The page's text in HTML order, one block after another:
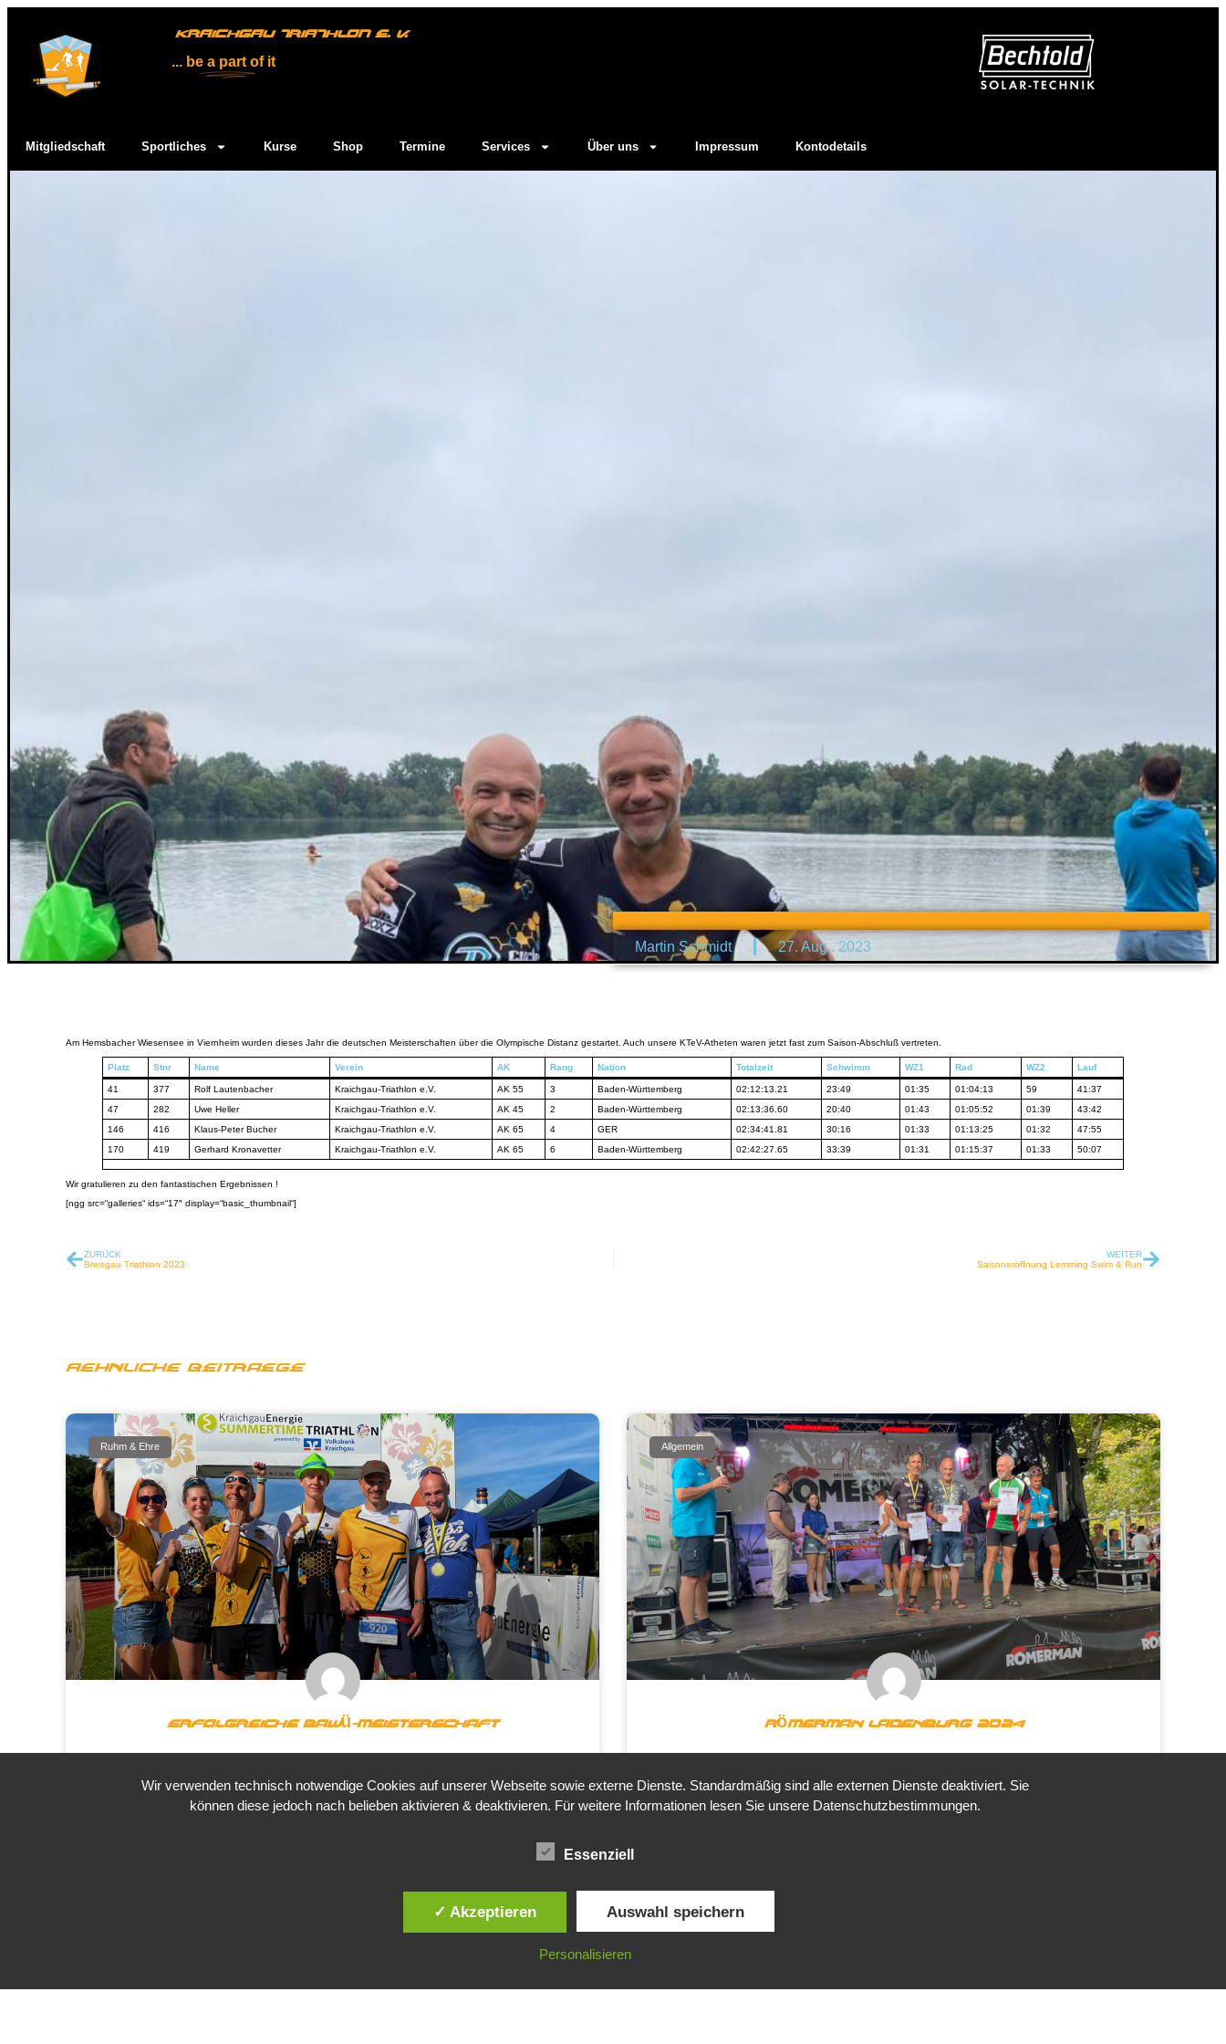
KRAICHGAU TRIATHLON E. V.
... be a part of it
Mitgliedschaft Sportliches Kurse Shop Termine Services Über uns Impressum Kontodetails
Martin Schmidt 27. Aug.. 2023
Am Hemsbacher Wiesensee in Viernheim wurden dieses Jahr die deutschen Meisterschaften über die Olympische Distanz gestartet. Auch unsere KTeV-Atheten waren jetzt fast zum Saison-Abschluß vertreten.
Platz Stnr Name Verein AK Rang Nation Totalzeit Schwimm WZ1 Rad WZ2 Lauf
41 377 Rolf Lautenbacher Kraichgau-Triathlon e.V. AK 55 3 Baden-Württemberg 02:12:13.21 23:49 01:35 01:04:13 59
41:37
47
282 Uwe Heller Kraichgau-Triathlon e.V. AK 45 2 Baden-Württemberg 02:13:36.60 20:40 01:43 01:05:52 01:39
43:42
146
416 Klaus-Peter Bucher Kraichgau-Triathlon e.V. AK 65 4 GER 02:34:41.81 30:16 01:33 01:13:25 01:32
47:55
170
419 Gerhard Kronavetter Kraichgau-Triathlon e.V. AK 65 6 Baden-Württemberg 02:42:27.65 33:39 01:31 01:15:37 01:33 50:07
Wir gratulieren zu den fantastischen Ergebnissen !
[ngg src=“galleries“ ids=“17″ display=“basic_thumbnail“]
ZURÜCK
Breisgau Triathlon 2023
WEITER
Saisoneröffnung Lemming Swim & Run
Aehnliche Beitraege
Ruhm & Ehre
Erfolgreiche BaWü-Meisterschaft
Baden-Württembergischen Meisterschaften mega erfolgreich.
BaWü-Meister wurden:
Wir sind mega stolz auch Euch und gratulieren zum Mega-Rennen.
Martin Schmidt 12. August 2024
Allgemein
Römerman Ladenburg 2024
Klaus-Peter Bucher holt sich auf der Olympischen Distanz Platz 2 in der
AK.
Martin Schmidt 24. Juli 2024
Wir verwenden technisch notwendige Cookies auf unserer Webseite sowie externe Dienste. Standardmäßig sind alle externen Dienste deaktiviert. Sie
können diese jedoch nach belieben aktivieren & deaktivieren. Für weitere Informationen lesen Sie unsere Datenschutzbestimmungen.
Essenziell
✓ Akzeptieren Auswahl speichern
Personalisieren